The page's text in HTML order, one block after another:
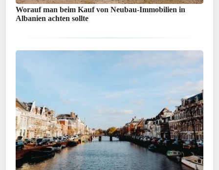
Worauf man beim Kauf von Neubau-Immobilien in
Albanien achten sollte